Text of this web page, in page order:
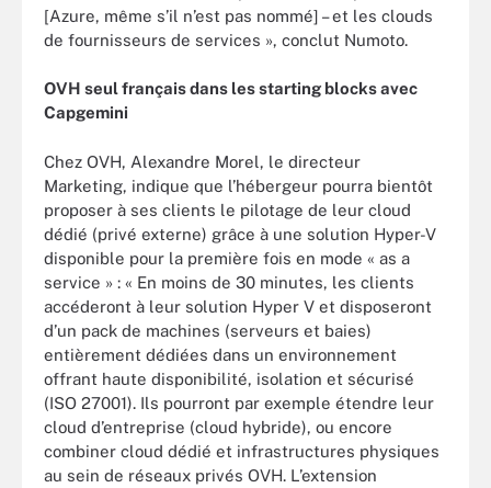
[Azure, même s’il n’est pas nommé] – et les clouds
de fournisseurs de services », conclut Numoto.
OVH seul français dans les starting blocks avec
Capgemini
Chez OVH, Alexandre Morel, le directeur
Marketing, indique que l’hébergeur pourra bientôt
proposer à ses clients le pilotage de leur cloud
dédié (privé externe) grâce à une solution Hyper-V
disponible pour la première fois en mode « as a
service » : « En moins de 30 minutes, les clients
accéderont à leur solution Hyper V et disposeront
d’un pack de machines (serveurs et baies)
entièrement dédiées dans un environnement
offrant haute disponibilité, isolation et sécurisé
(ISO 27001). Ils pourront par exemple étendre leur
cloud d’entreprise (cloud hybride), ou encore
combiner cloud dédié et infrastructures physiques
au sein de réseaux privés OVH. L’extension